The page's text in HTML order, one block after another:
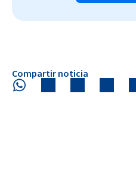
Compartir noticia